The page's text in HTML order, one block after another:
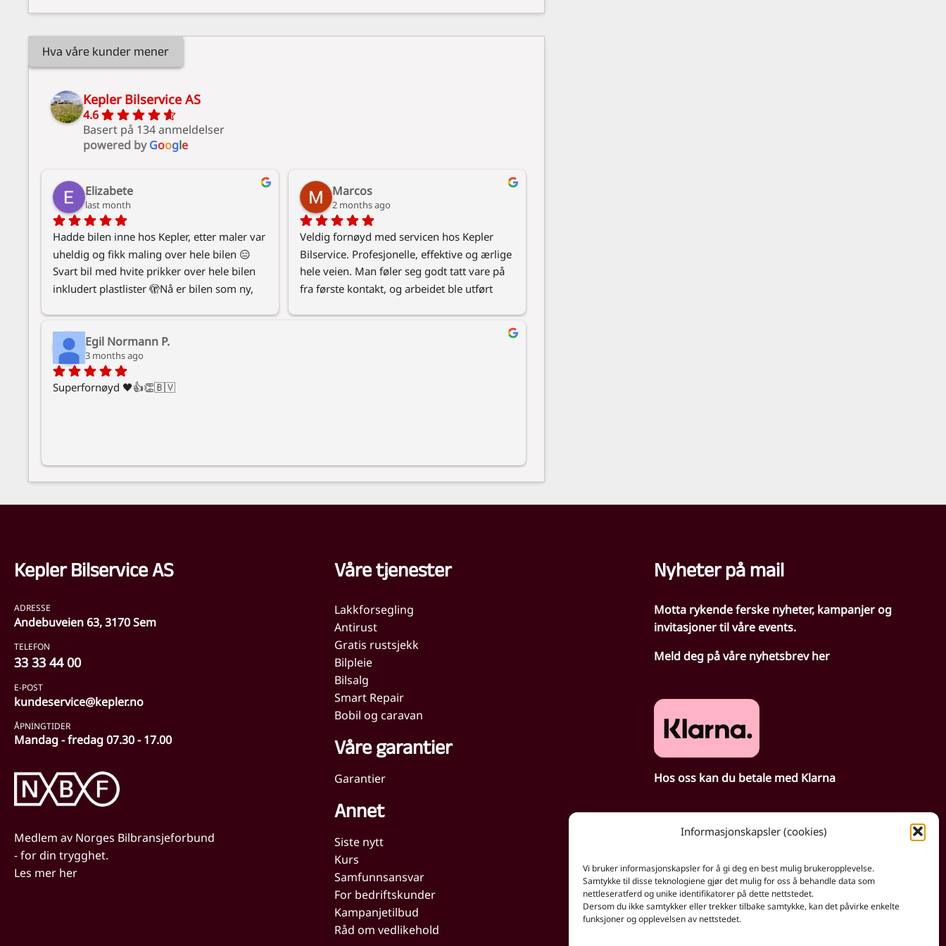
Informasjonskapsler (cookies)
Vi bruker informasjonskapsler for å gi deg en best mulig brukeropplevelse.
Samtykke til disse teknologiene gjør det mulig for oss å behandle data som
nettleseratferd og unike identifikatorer på dette nettstedet.
Dersom du ikke samtykker eller trekker tilbake samtykke, kan det påvirke enkelte
funksjoner og opplevelsen av nettstedet.
Hva våre kunder mener
Kepler Bilservice AS
4.6
Basert på 134 anmeldelser
powered byGoogle
Elizabete
last month
Hadde bilen inne hos Kepler, etter maler var
uheldig og fikk maling over hele bilen 😑
Svart bil med hvite prikker over hele bilen
inkludert plastlister 🫣Nå er bilen som ny,
fikk raskt svar og like raskt oppsett av time.
😊
Marcos
2 months ago
Veldig fornøyd med servicen hos Kepler
Bilservice. Profesjonelle, effektive og ærlige
hele veien. Man føler seg godt tatt vare på
fra første kontakt, og arbeidet ble utført
Egil Normann P.
3 months ago
Superfornøyd 🖤👍👏🇧🇻
Kepler Bilservice AS
ADRESSE
Andebuveien 63, 3170 Sem
TELEFON
33 33 44 00
E-POST
kundeservice@kepler.no
ÅPNINGTIDER
Mandag - fredag 07.30 - 17.00
Medlem av Norges Bilbransjeforbund
- for din trygghet.
Les mer her
Våre tjenester
Lakkforsegling
Antirust
Gratis rustsjekk
Bilpleie
Bilsalg
Smart Repair
Bobil og caravan
Våre garantier
Garantier
Annet
Siste nytt
Kurs
Samfunnsansvar
For bedriftskunder
Kampanjetilbud
Råd om vedlikehold
Nyheter på mail
Motta rykende ferske nyheter, kampanjer og
invitasjoner til våre events.
Meld deg på våre nyhetsbrev her
Hos oss kan du betale med Klarna